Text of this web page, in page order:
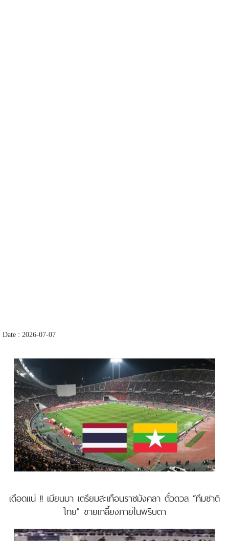
Date : 2026-07-07
เดือดแน่ !! เมียนมา เตรียมสะเทือนราชมังคลา ตั๋วดวล “ทีมชาติ
ไทย” ขายเกลี้ยงภายในพริบตา